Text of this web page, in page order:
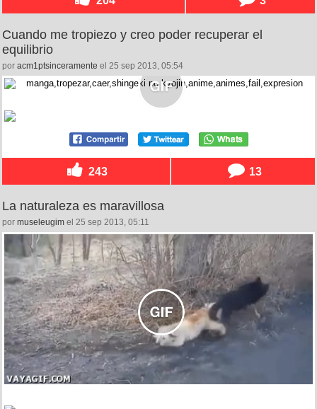
Cuando me tropiezo y creo poder recuperar el
equilibrio
por acm1ptsinceramente el 25 sep 2013, 05:54
243 13
La naturaleza es maravillosa
por museleugim el 25 sep 2013, 05:11